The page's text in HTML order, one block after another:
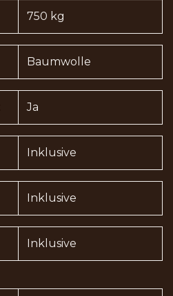
750 kg
Baumwolle
Ja
Inklusive
Inklusive
Inklusive